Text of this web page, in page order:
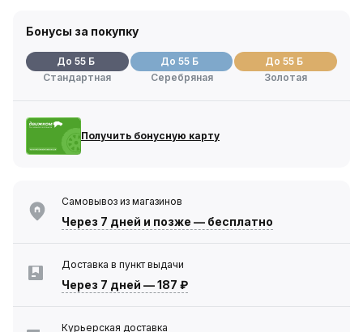
Бонусы за покупку
До 55 Б
Стандартная
До 55 Б
Серебряная
До 55 Б
Золотая
Получить бонусную карту
Самовывоз из магазинов
Через 7 дней и позже — бесплатно
Доставка в пункт выдачи
Через 7 дней —187 ₽
Курьерская доставка